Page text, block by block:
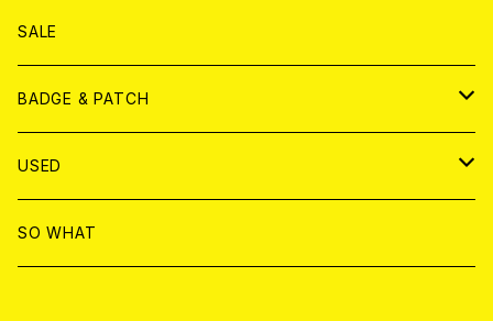
ANALOG
DVD
T-shirt & WEAR
CD
ANALOG
T-SHIRT & WEAR
DVD
SALE
BADGE & PATCH
BADGE
PATCH
USED
書籍
SO WHAT